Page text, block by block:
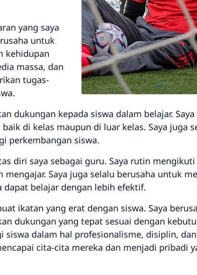
yang saya
untuk
kehidupan
massa, dan
tugas-
dukungan kepada siswa dalam belajar.
di kelas maupun di luar kelas. Saya juga
perkembangan siswa.
diri saya sebagai guru. Saya rutin
Saya juga selalu berusaha untuk
dapat belajar dengan lebih efektif.
ikatan yang erat dengan siswa. Saya
dukungan yang tepat sesuai dengan
dalam hal profesionalisme, disiplin,
cita-cita mereka dan menjadi pribadi